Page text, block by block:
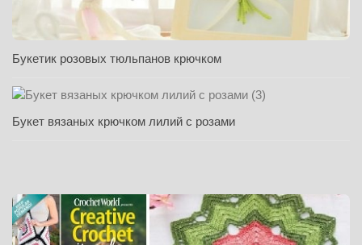
Букетик розовых тюльпанов крючком
Букет вязаных крючком лилий с розами